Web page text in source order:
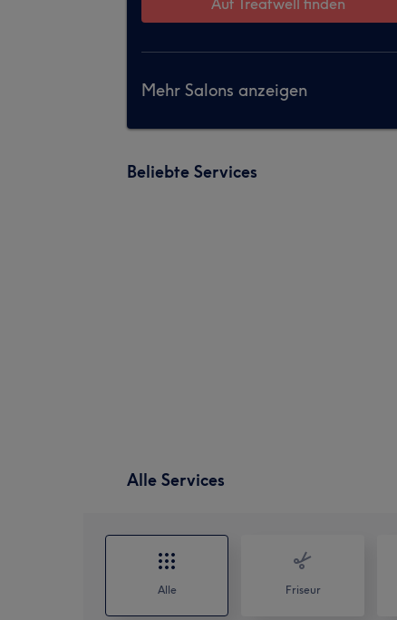
Mehr Salons anzeigen
Beliebte Services
Alle Services
Alle Friseur